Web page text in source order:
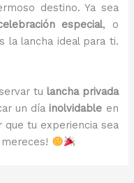
destino. Ya sea
especial, o
la lancha ideal para ti.
tu lancha privada
un día inolvidable en
que tu experiencia sea